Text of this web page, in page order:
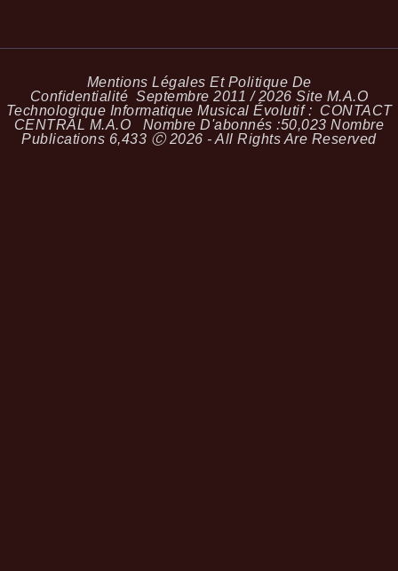
Mentions Légales Et Politique De
Confidentialité Septembre 2011 / 2026 Site M.A.O
Technologique Informatique Musical Évolutif : CONTACT
CENTRAL M.A.O Nombre D'abonnés :50,023 Nombre
Publications 6,433 Ⓒ 2026 - All Rights Are Reserved